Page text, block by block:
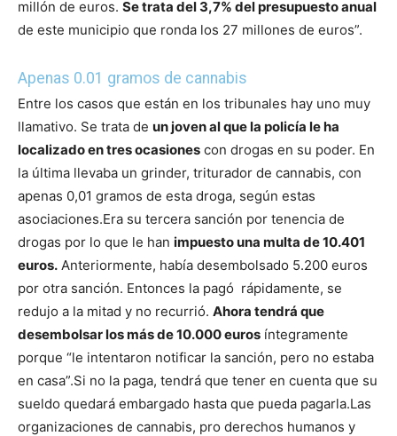
millón de euros. Se trata del 3,7% del presupuesto anual
de este municipio que ronda los 27 millones de euros”.
Apenas 0.01 gramos de cannabis
Entre los casos que están en los tribunales hay uno muy
llamativo. Se trata de un joven al que la policía le ha
localizado en tres ocasiones con drogas en su poder. En
la última llevaba un grinder, triturador de cannabis, con
apenas 0,01 gramos de esta droga, según estas
asociaciones.Era su tercera sanción por tenencia de
drogas por lo que le han impuesto una multa de 10.401
euros. Anteriormente, había desembolsado 5.200 euros
por otra sanción. Entonces la pagó rápidamente, se
redujo a la mitad y no recurrió. Ahora tendrá que
desembolsar los más de 10.000 euros íntegramente
porque “le intentaron notificar la sanción, pero no estaba
en casa”.Si no la paga, tendrá que tener en cuenta que su
sueldo quedará embargado hasta que pueda pagarla.Las
organizaciones de cannabis, pro derechos humanos y